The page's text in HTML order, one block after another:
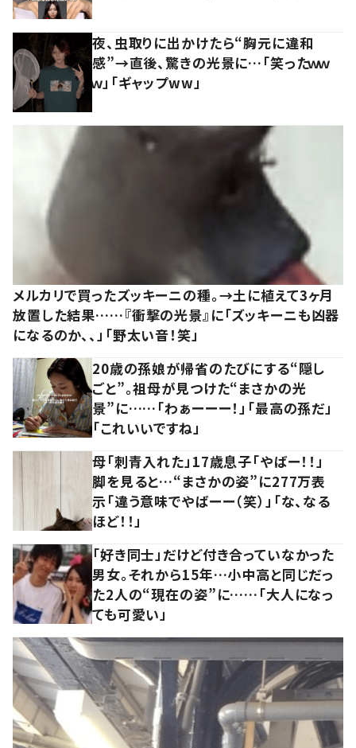
夜、虫取りに出かけたら“胸元に違和
感”→直後、驚きの光景に…「笑ったｗｗ
ｗ」「ギャップww」
メルカリで買ったズッキーニの種。→土に植えて3ヶ月
放置した結果……『衝撃の光景』に「ズッキーニも凶器
になるのか、、」「野太い音！笑」
20歳の孫娘が帰省のたびにする“隠し
ごと”。祖母が見つけた“まさかの光
景”に……「わぁーーー！」「最高の孫だ」
「これいいですね」
母「刺青入れた」17歳息子「やばー！！」
脚を見ると…“まさかの姿”に277万表
示「違う意味でやばーー（笑）」「な、なる
ほど！！」
「好き同士」だけど付き合っていなかった
男女。それから15年…小中高と同じだっ
た2人の“現在の姿”に……「大人になっ
ても可愛い」